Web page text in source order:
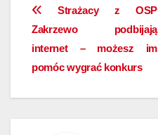
Nawigacja
wpisu
Strażacy z OSP
Zakrzewo podbijają
internet – możesz im
pomóc wygrać konkurs